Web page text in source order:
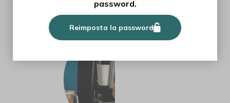
password.
Reimposta la password